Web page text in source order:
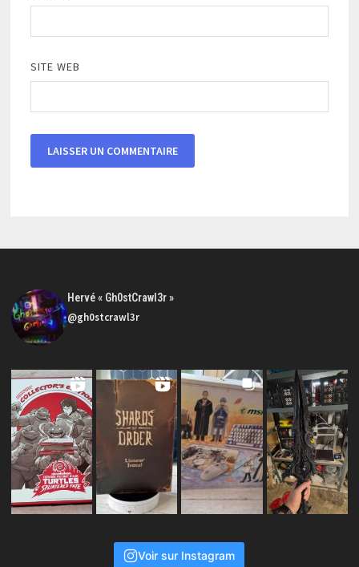
SITE WEB
Hervé « Gh0stCrawl3r »
@gh0stcrawl3r
Voir sur Instagram